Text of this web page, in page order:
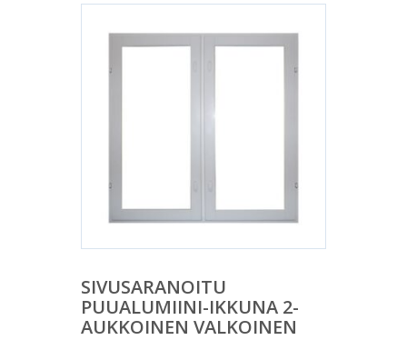
SIVUSARANOITU
PUUALUMIINI-IKKUNA 2-
AUKKOINEN VALKOINEN